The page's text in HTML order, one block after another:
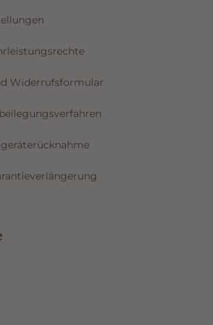
Widerrufsformular